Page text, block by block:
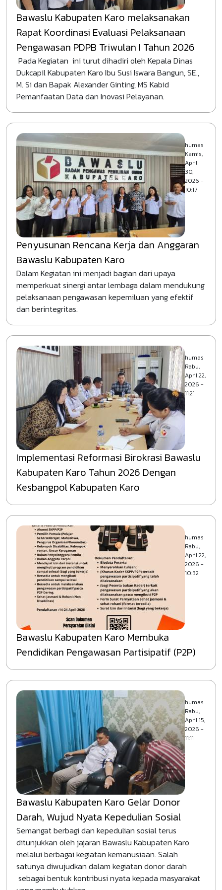
Bawaslu Kabupaten Karo melaksanakan
Rapat Koordinasi Evaluasi Pelaksanaan
Pengawasan PDPB Triwulan I Tahun 2026
Pada Kegiatan ini turut dihadiri oleh Kepala Dinas
Dukcapil Kabupaten Karo Ibu Susi Iswara Bangun, SE.,
M. Si dan Bapak Alexander Ginting, MS Kabid
Pemanfaatan Data dan Inovasi Pelayanan.
humas
Kamis,
April
30,
2026 -
10:17
Penyusunan Rencana Kerja dan Anggaran
Bawaslu Kabupaten Karo
Dalam Kegiatan ini menjadi bagian dari upaya
memperkuat sinergi antar lembaga dalam mendukung
pelaksanaan pengawasan kepemiluan yang efektif
dan berintegritas.
humas
Rabu,
April 22,
2026 -
11:21
Implementasi Reformasi Birokrasi Bawaslu
Kabupaten Karo Tahun 2026 Dengan
Kesbangpol Kabupaten Karo
humas
Rabu,
April 22,
2026 -
10:32
Bawaslu Kabupaten Karo Membuka
Pendidikan Pengawasan Partisipatif (P2P)
humas
Rabu,
April 15,
2026 -
11:11
Bawaslu Kabupaten Karo Gelar Donor
Darah, Wujud Nyata Kepedulian Sosial
Semangat berbagi dan kepedulian sosial terus
ditunjukkan oleh jajaran Bawaslu Kabupaten Karo
melalui berbagai kegiatan kemanusiaan. Salah
satunya diwujudkan dalam kegiatan donor darah
sebagai bentuk kontribusi nyata kepada masyarakat